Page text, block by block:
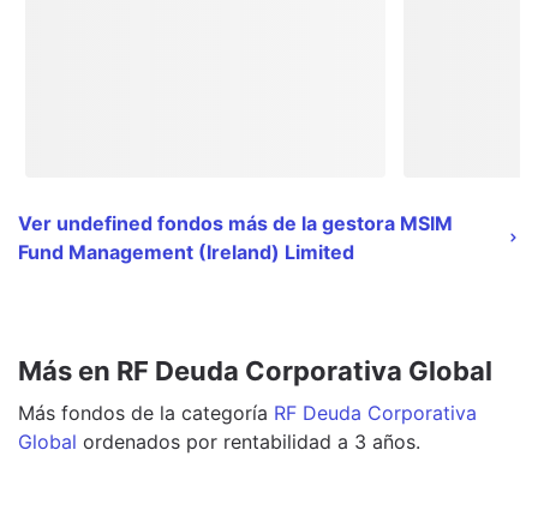
Ver undefined fondos más de la gestora MSIM
Fund Management (Ireland) Limited
Más en RF Deuda Corporativa Global
Más fondos de la categoría RF Deuda Corporativa
Global ordenados por rentabilidad a 3 años.